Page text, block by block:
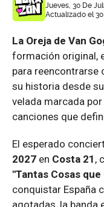
Jueves, 30 De
Actualizado el 30
La Oreja de Van
formación original,
para reencontrarse
su historia desde
velada marcada
canciones que
El esperado
2027 en Costa 21 ,
"Tantas Cosas
conquistar España
agotadas, la banda